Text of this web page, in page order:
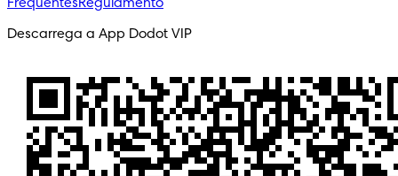
FrequentesRegulamento
Descarrega a App Dodot VIP